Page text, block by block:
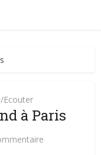
Ecouter
à Paris